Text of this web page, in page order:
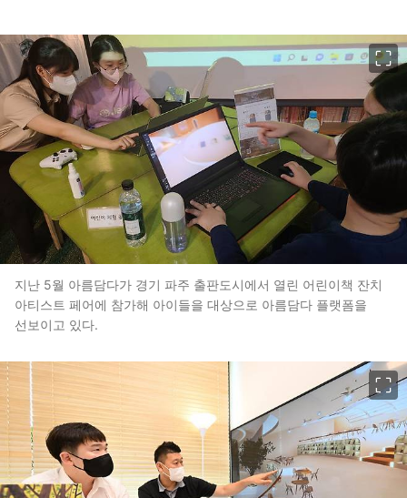
지난 5월 아름담다가 경기 파주 출판도시에서 열린 어린이책 잔치
아티스트 페어에 참가해 아이들을 대상으로 아름담다 플랫폼을
선보이고 있다.